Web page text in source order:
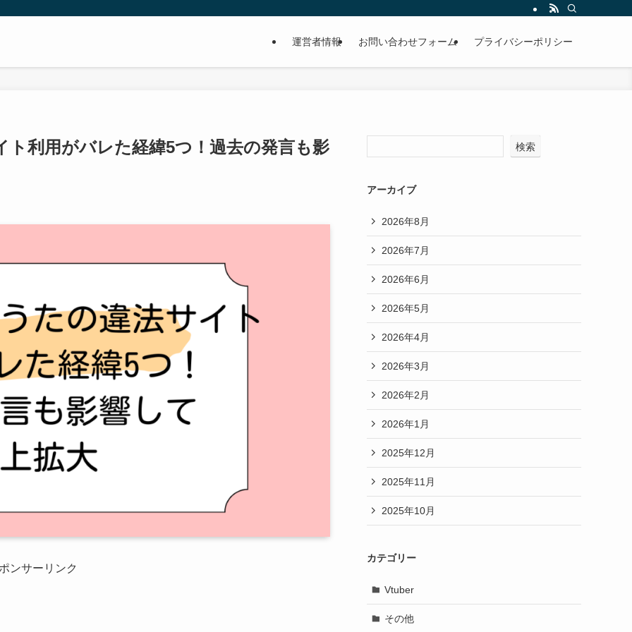
運営者情報 お問い合わせフォーム プライバシーポリシー
利用がバレた経緯5つ！過去の発言も影
ンサーリンク
検索
アーカイブ
2026年8月
2026年7月
2026年6月
2026年5月
2026年4月
2026年3月
2026年2月
2026年1月
2025年12月
2025年11月
2025年10月
カテゴリー
Vtuber
その他